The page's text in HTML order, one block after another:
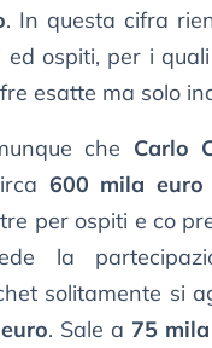
. In questa cifra
ed ospiti, per i
esatte ma solo
che Carlo
600 mila euro
per ospiti e co
la
solitamente si
. Sale a 75